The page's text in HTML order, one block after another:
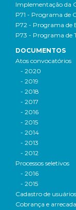
Implementação da
P71 - Programa de
P72 - Programa de
P73 - Programa de
DOCUMENTOS
Atos convocatórios
- 2020
- 2019
- 2018
- 2017
- 2016
- 2015
- 2014
- 2013
- 2012
Processos seletivos
- 2016
- 2015
Cadastro de usuários
Cobrança e